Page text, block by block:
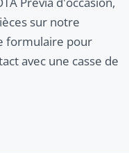
sur notre
formulaire pour
avec une casse de